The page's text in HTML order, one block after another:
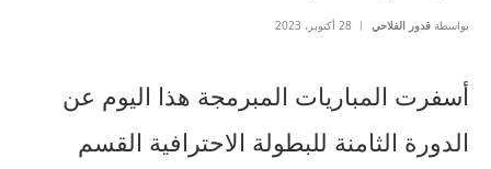
بواسطة قدور الفلاحي 28 أكتوبر، 2023
أسفرت المباريات المبرمجة هذا اليوم عن
الدورة الثامنة للبطولة الاحترافية القسم